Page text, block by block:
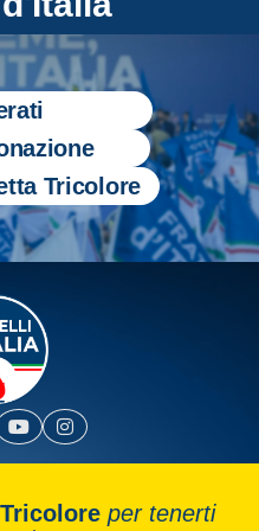
Tricolore
per tenerti